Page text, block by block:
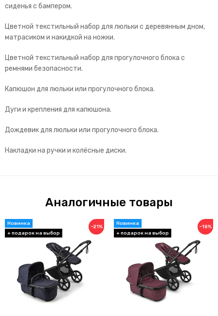
сиденья с бампером.
Цветной текстильный набор для люльки с деревянным дном,
матрасиком и накидкой на ножки.
Цветной текстильный набор для прогулочного блока с
ремнями безопасности.
Капюшон для люльки или прогулочного блока.
Дуги и крепления для капюшона.
Дождевик для люльки или прогулочного блока.
Накладки на ручки и колёсные диски.
Аналогичные товары
−21% −18%